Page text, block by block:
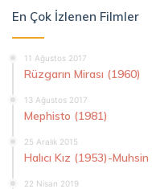
En Çok İzlenen Filmler
11 Ağustos 2017
Rüzgarın Mirası (1960)
13 Ağustos 2017
Mephisto (1981)
25 Aralık 2015
Halıcı Kız (1953)-
22 Nisan 2019